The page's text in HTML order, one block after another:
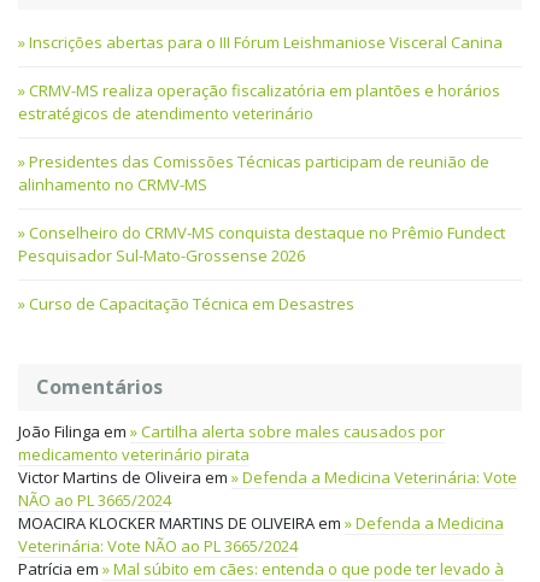
Inscrições abertas para o III Fórum Leishmaniose Visceral Canina
CRMV-MS realiza operação fiscalizatória em plantões e horários
estratégicos de atendimento veterinário
Presidentes das Comissões Técnicas participam de reunião de
alinhamento no CRMV-MS
Conselheiro do CRMV-MS conquista destaque no Prêmio Fundect
Pesquisador Sul-Mato-Grossense 2026
Curso de Capacitação Técnica em Desastres
Comentários
João Filinga em
Cartilha alerta sobre males causados por
medicamento veterinário pirata
Victor Martins de Oliveira em
Defenda a Medicina Veterinária: Vote
NÃO ao PL 3665/2024
MOACIRA KLOCKER MARTINS DE OLIVEIRAem
Defenda a Medicina
Veterinária: Vote NÃO ao PL 3665/2024
Patrícia em
Mal súbito em cães: entenda o que pode ter levado à